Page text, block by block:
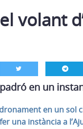
volant
en un
en un sol
una instància a